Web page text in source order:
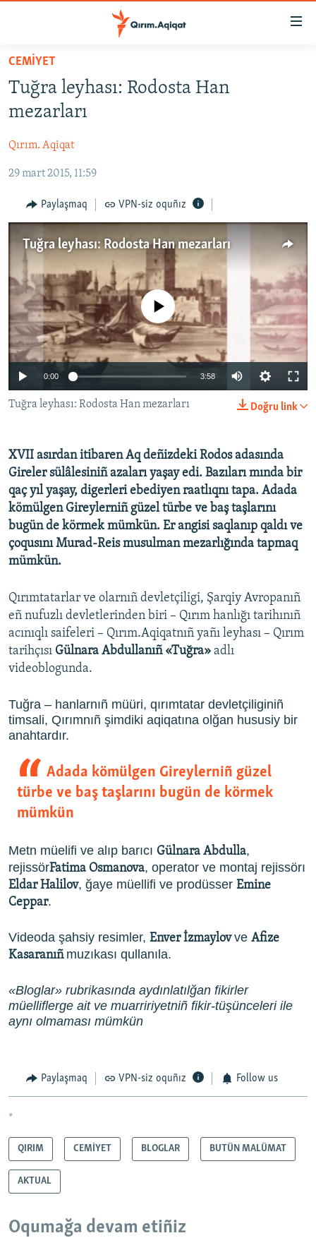
Esas
qaytmaq
Baş
qaytmaq
qaytmaq
HABERLER
SİYASET
CEMİYET
MEDENİYET
İNSAN AQLARI
VİDEO
SÜRET
BLOGLAR
FİKİR
Русский
Українською
QOŞULIÑIZ!
RFE/RS bütün saytları
CEMİYET
Tuğra leyhası: Rodosta Han
mezarları
Qırım. Aqiqat
29 mart 2015, 11:59
Paylaşmaq VPN-siz oquñız
Tuğra leyhası: Rodosta Han mezarları
No media source currently available
0:00 3:58
Doğru link
Tuğra leyhası: Rodosta Han mezarları
XVII asırdan itibaren Aq deñizdeki Rodos adasında
Gireler sülâlesiniñ azaları yaşay edi. Bazıları mında bir
qaç yıl yaşay, digerleri ebediyen raatlıqnı tapa. Adada
kömülgen Gireylerniñ güzel türbe ve baş taşlarını
bugün de körmek mümkün. Er angisi saqlanıp qaldı ve
çoqusını Murad-Reis musulman mezarlığında tapmaq
mümkün.
Qırımtatarlar ve olarnıñ devletçiligi, Şarqiy Avropanıñ
eñ nufuzlı devletlerinden biri – Qırım hanlığı tarihınıñ
acınıqlı saifeleri – Qırım.Aqiqatnıñ yañı leyhası – Qırım
tarihçısı Gülnara Abdullanıñ «Tuğra» adlı
videoblogunda.
Tuğra – hanlarnıñ müüri, qırımtatar devletçiliginiñ
timsali, Qırımnıñ şimdiki aqiqatına olğan hususiy bir
anahtardır.
Adada kömülgen Gireylerniñ güzel
türbe ve baş taşlarını bugün de körmek
mümkün
Metn müelifi ve alıp barıcı Gülnara Abdulla,
rejissörFatima Osmanova, operator ve montaj rejissörı
Eldar Halilov, ğaye müellifi ve prodüsser Emine
Ceppar.
Videoda şahsiy resimler, Enver İzmaylovve Afize
Kasaranıñ muzıkası qullanıla.
«Bloglar» rubrikasında aydınlatılğan fikirler
müelliflerge ait ve muarririyetniñ fikir-tüşünceleri ile
aynı olmaması mümkün
Paylaşmaq VPN-siz oquñız Follow us
*
QIRIM CEMİYET BLOGLAR BUTÜN MALÜMAT
AKTUAL
Oqumağa devam etiñiz